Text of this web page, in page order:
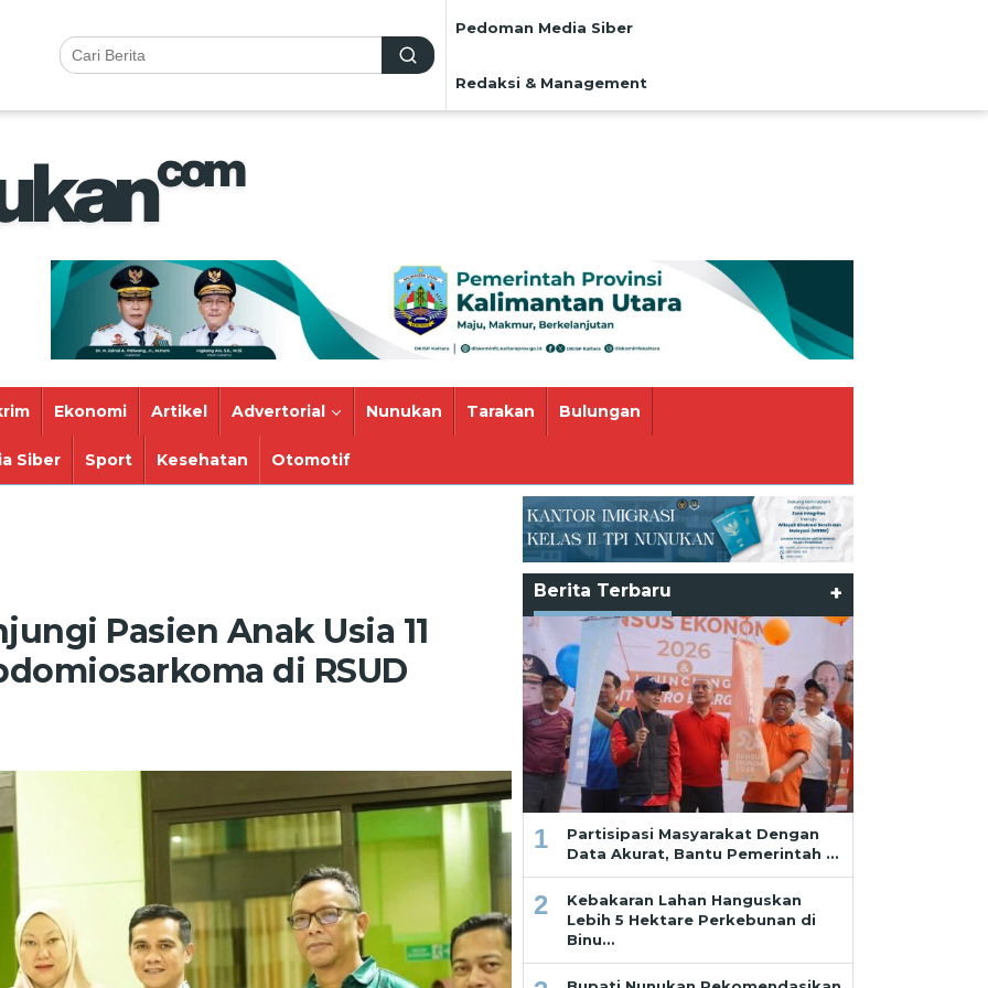
Pedoman Media Siber
Redaksi & Management
Ekonomi Artikel Advertorial Nunukan Tarakan Bulungan
Siber Sport Kesehatan Otomotif
Pasien Anak Usia 11
di RSUD
Berita Terbaru +
1
Partisipasi Masyarakat Dengan
Data Akurat, Bantu Pemerintah …
2
Kebakaran Lahan Hanguskan
Lebih 5 Hektare Perkebunan di
Binu…